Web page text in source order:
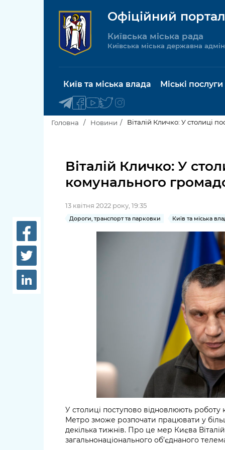
Офіційний
Київська міська рада
Київська міська державна
Київ та міська влада
Київська міська рада
Керівництво КМДА
Рішення та розпорядження
Проєкти розпоряджень, що
перебувають на погодженні
Міські послуги
послуги
Пільги,
Паспорт,
довідки
Лікарні
Освіта
заклади
Дороги,
парковки
Головна Новини Віталій Кличко: У столиці
Віталій Кличко: У
комунального
13 квітня 2022 року, 19:35
Дороги, транспорт та парковки Київ та міська
У столиці поступово відновлюють
Метро зможе розпочати працювати у
декілька тижнів. Про це мер Києва
загальнонаціонального об’єднаного